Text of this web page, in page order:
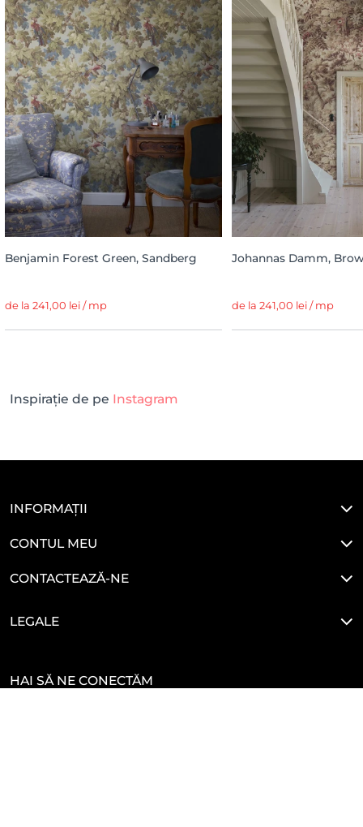
Benjamin Forest Green, Sandberg
de la 241,00 lei / mp
Johannas Damm,
de la 241,00 lei / mp
Inspirație de pe Instagram
INFORMAȚII
CONTUL MEU
CONTACTEAZĂ-NE
LEGALE
HAI SĂ NE CONECTĂM